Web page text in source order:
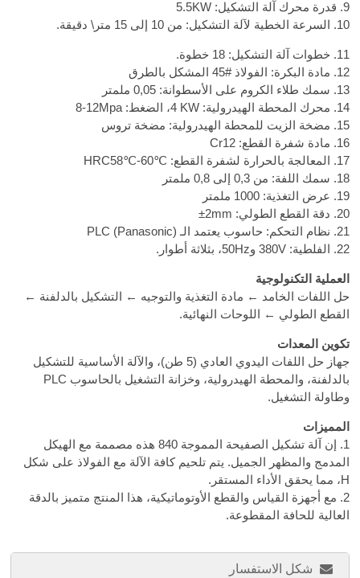
9. قدرة محرك آلة التشكيل: 5.5KW
10. السرعة الخطية لآلة التشكيل: من 10 إلى 15 متر\ دقيقة.
11. خطوات آلة التشكيل: 18 خطوة.
12. مادة البكرة: الفولاذ
45# المشكل بالطرق
13. سمك طلاء الكروم على الأسطوانة: 0,05 ملمتر
14. محرك المحطة الهيدرولية:
4 KW، الضغط:8-12Mpa
15. مضخة الزيت للمحطة الهيدرولية: مضخة تروس
16. مادة شفرة القطع: Cr12
17. المعالجة بالحرارة لشفرة القطع:
HRC58℃-60℃
18. سمك اللفة: من 0,3 إلى 0,8 ملمتر
19. عرض التغذية: 1000 ملمتر
20. دقة القطع الطولي:
±2mm
21. نظام التحكم: حاسوب يعتمد الـ
PLC (Panasonic)
22. الفلطية: 380V و50Hz، بثلاثة أطوار.
العملية التكنولوجية
حل اللفات الخامد ← مادة التغذية والتوجيه ← التشكيل بالدلفنة ←
القطع الطولي ← اللوحات النهائية.
تكوين المعدات
جهاز حل اللفات اليدوي العادي (5 طن)، والآلة الأساسية للتشكيل
بالدلفنة، والمحطة الهيدرولية، وخزانة التشغيل بالحاسوب PLC
وطاولة التشغيل.
المميزات
1. إن آلة تشكيل الصفيحة المموجة 840 هذه مصممة مع الهيكل
المدمج والمظهر الجميل. يتم تلحيم كافة الآلة مع الفولاذ على شكل
H، مما يحقق الأداء المستقر.
2. مع أجهزة القياس والقطع الأوتوماتيكية، هذا المنتج متميز بالدقة
العالية للحافة المقطوعة.
شكل الاستفسار